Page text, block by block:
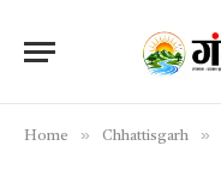
Home » Chhattisgarh »